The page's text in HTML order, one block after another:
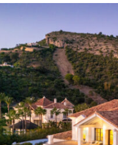
la villa, le da la
vistas a la piscina de
La zona de la piscina
un sistema de
calentar el agua, lo que
una eficiencia
sala de televisión
para un
encontrará dos